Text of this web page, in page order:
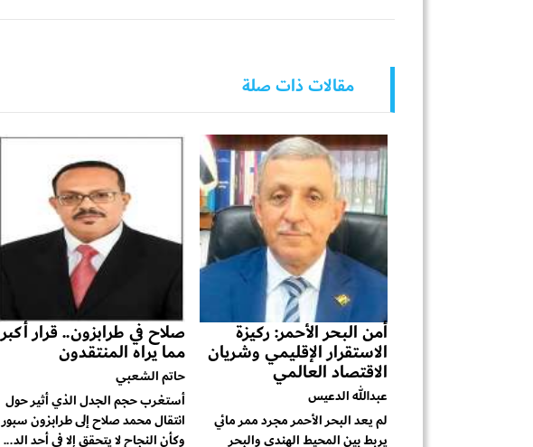
مقالات ذات صلة
أمن البحر الأحمر: ركيزة
الاستقرار الإقليمي وشريان
الاقتصاد العالمي
عبدالله الدعيس
لم يعد البحر الأحمر مجرد ممر مائي
يربط بين المحيط الهندي والبحر
صلاح في طرابزون.. قرار أكبر
مما يراه المنتقدون
حاتم الشعبي
أستغرب حجم الجدل الذي أثير حول
انتقال محمد صلاح إلى طرابزون سبور
وكأن النجاح لا يتحقق إلا في أحد الد...